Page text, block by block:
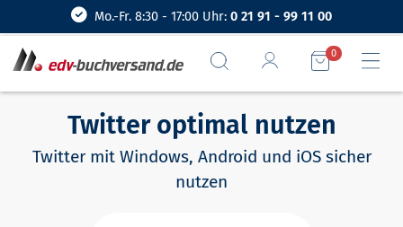
Mo.-Fr. 8:30 - 17:00 Uhr: 0 21 91 - 99 11 00
0
Twitter optimal nutzen
Twitter mit Windows, Android und iOS sicher
nutzen